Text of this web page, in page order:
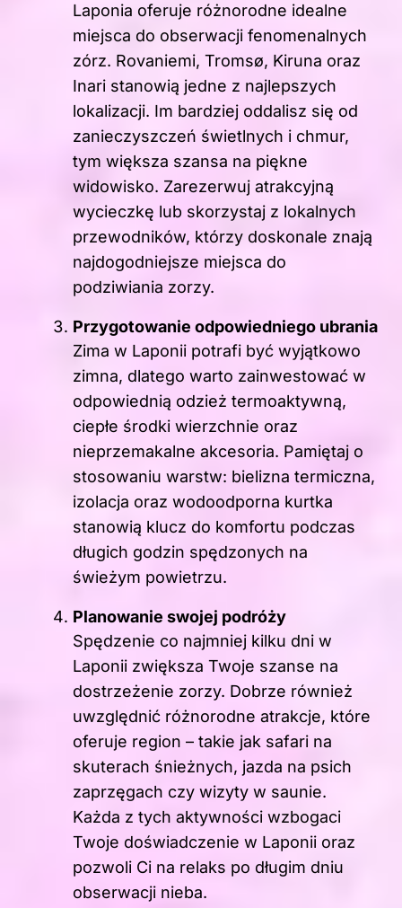
Laponia oferuje różnorodne idealne
miejsca do obserwacji fenomenalnych
zórz. Rovaniemi, Tromsø, Kiruna oraz
Inari stanowią jedne z najlepszych
lokalizacji. Im bardziej oddalisz się od
zanieczyszczeń świetlnych i chmur,
tym większa szansa na piękne
widowisko. Zarezerwuj atrakcyjną
wycieczkę lub skorzystaj z lokalnych
przewodników, którzy doskonale znają
najdogodniejsze miejsca do
podziwiania zorzy.
Przygotowanie odpowiedniego ubrania
Zima w Laponii potrafi być wyjątkowo
zimna, dlatego warto zainwestować w
odpowiednią odzież termoaktywną,
ciepłe środki wierzchnie oraz
nieprzemakalne akcesoria. Pamiętaj o
stosowaniu warstw: bielizna termiczna,
izolacja oraz wodoodporna kurtka
stanowią klucz do komfortu podczas
długich godzin spędzonych na
świeżym powietrzu.
Planowanie swojej podróży
Spędzenie co najmniej kilku dni w
Laponii zwiększa Twoje szanse na
dostrzeżenie zorzy. Dobrze również
uwzględnić różnorodne atrakcje, które
oferuje region – takie jak safari na
skuterach śnieżnych, jazda na psich
zaprzęgach czy wizyty w saunie.
Każda z tych aktywności wzbogaci
Twoje doświadczenie w Laponii oraz
pozwoli Ci na relaks po długim dniu
obserwacji nieba.